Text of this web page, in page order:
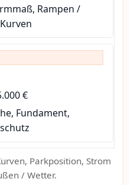
Rampen /
€
Fundament,
Parkposition, Strom
/ Wetter.